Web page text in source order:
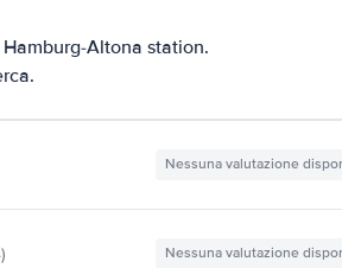
Altona station.
Nessuna valutazione
Nessuna valutazione